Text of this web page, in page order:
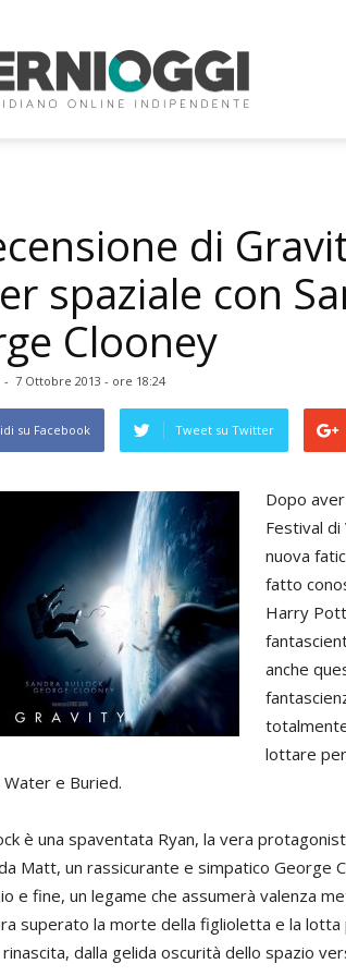
di
spaziale con
Clooney
- 7 Ottobre 2013 - ore 18:24
su Facebook Tweet su Twitter
Dopo
Festival di
nuova
fatto
Harry
anche
lottare
e Buried.
è una spaventata Ryan, la vera
Matt, un rassicurante e simpatico George
e fine, un legame che assumerà valenza
superato la morte della figlioletta e la
dalla gelida oscurità dello spazio